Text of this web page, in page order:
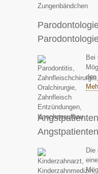
Bei
den
Angstpatienten
Angstpatienten
Die